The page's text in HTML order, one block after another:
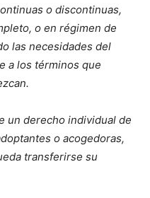
o discontinuas,
o en régimen de
las necesidades del
a los términos que
derecho individual de
o acogedoras,
transferirse su